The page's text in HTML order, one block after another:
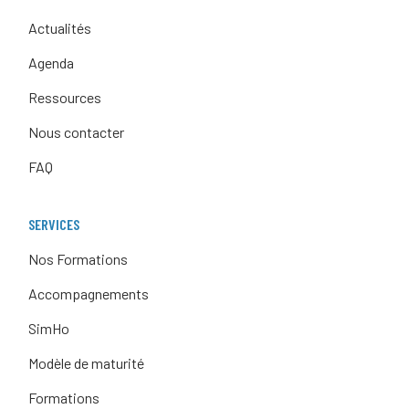
Actualités
Agenda
Ressources
Nous contacter
FAQ
SERVICES
Nos Formations
Accompagnements
SimHo
Modèle de maturité
Formations